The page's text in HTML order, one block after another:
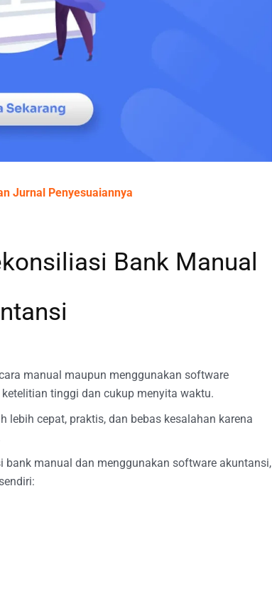
Jurnal Penyesuaiannya
Bank Manual
manual maupun menggunakan software
tinggi dan cukup menyita waktu.
cepat, praktis, dan bebas kesalahan karena
manual dan menggunakan software akuntansi,